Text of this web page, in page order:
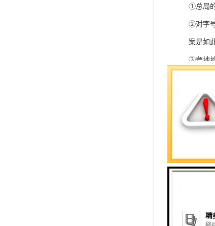
①总局
②对字
案是如
③夸地
以上三